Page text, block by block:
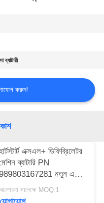
ব্যাটারী
করুন!
এক্সএল+ ডিফিব্রিলেটর
ব্যাটারি PN
নতুন এবং
সাপেক্ষে MOQ:1